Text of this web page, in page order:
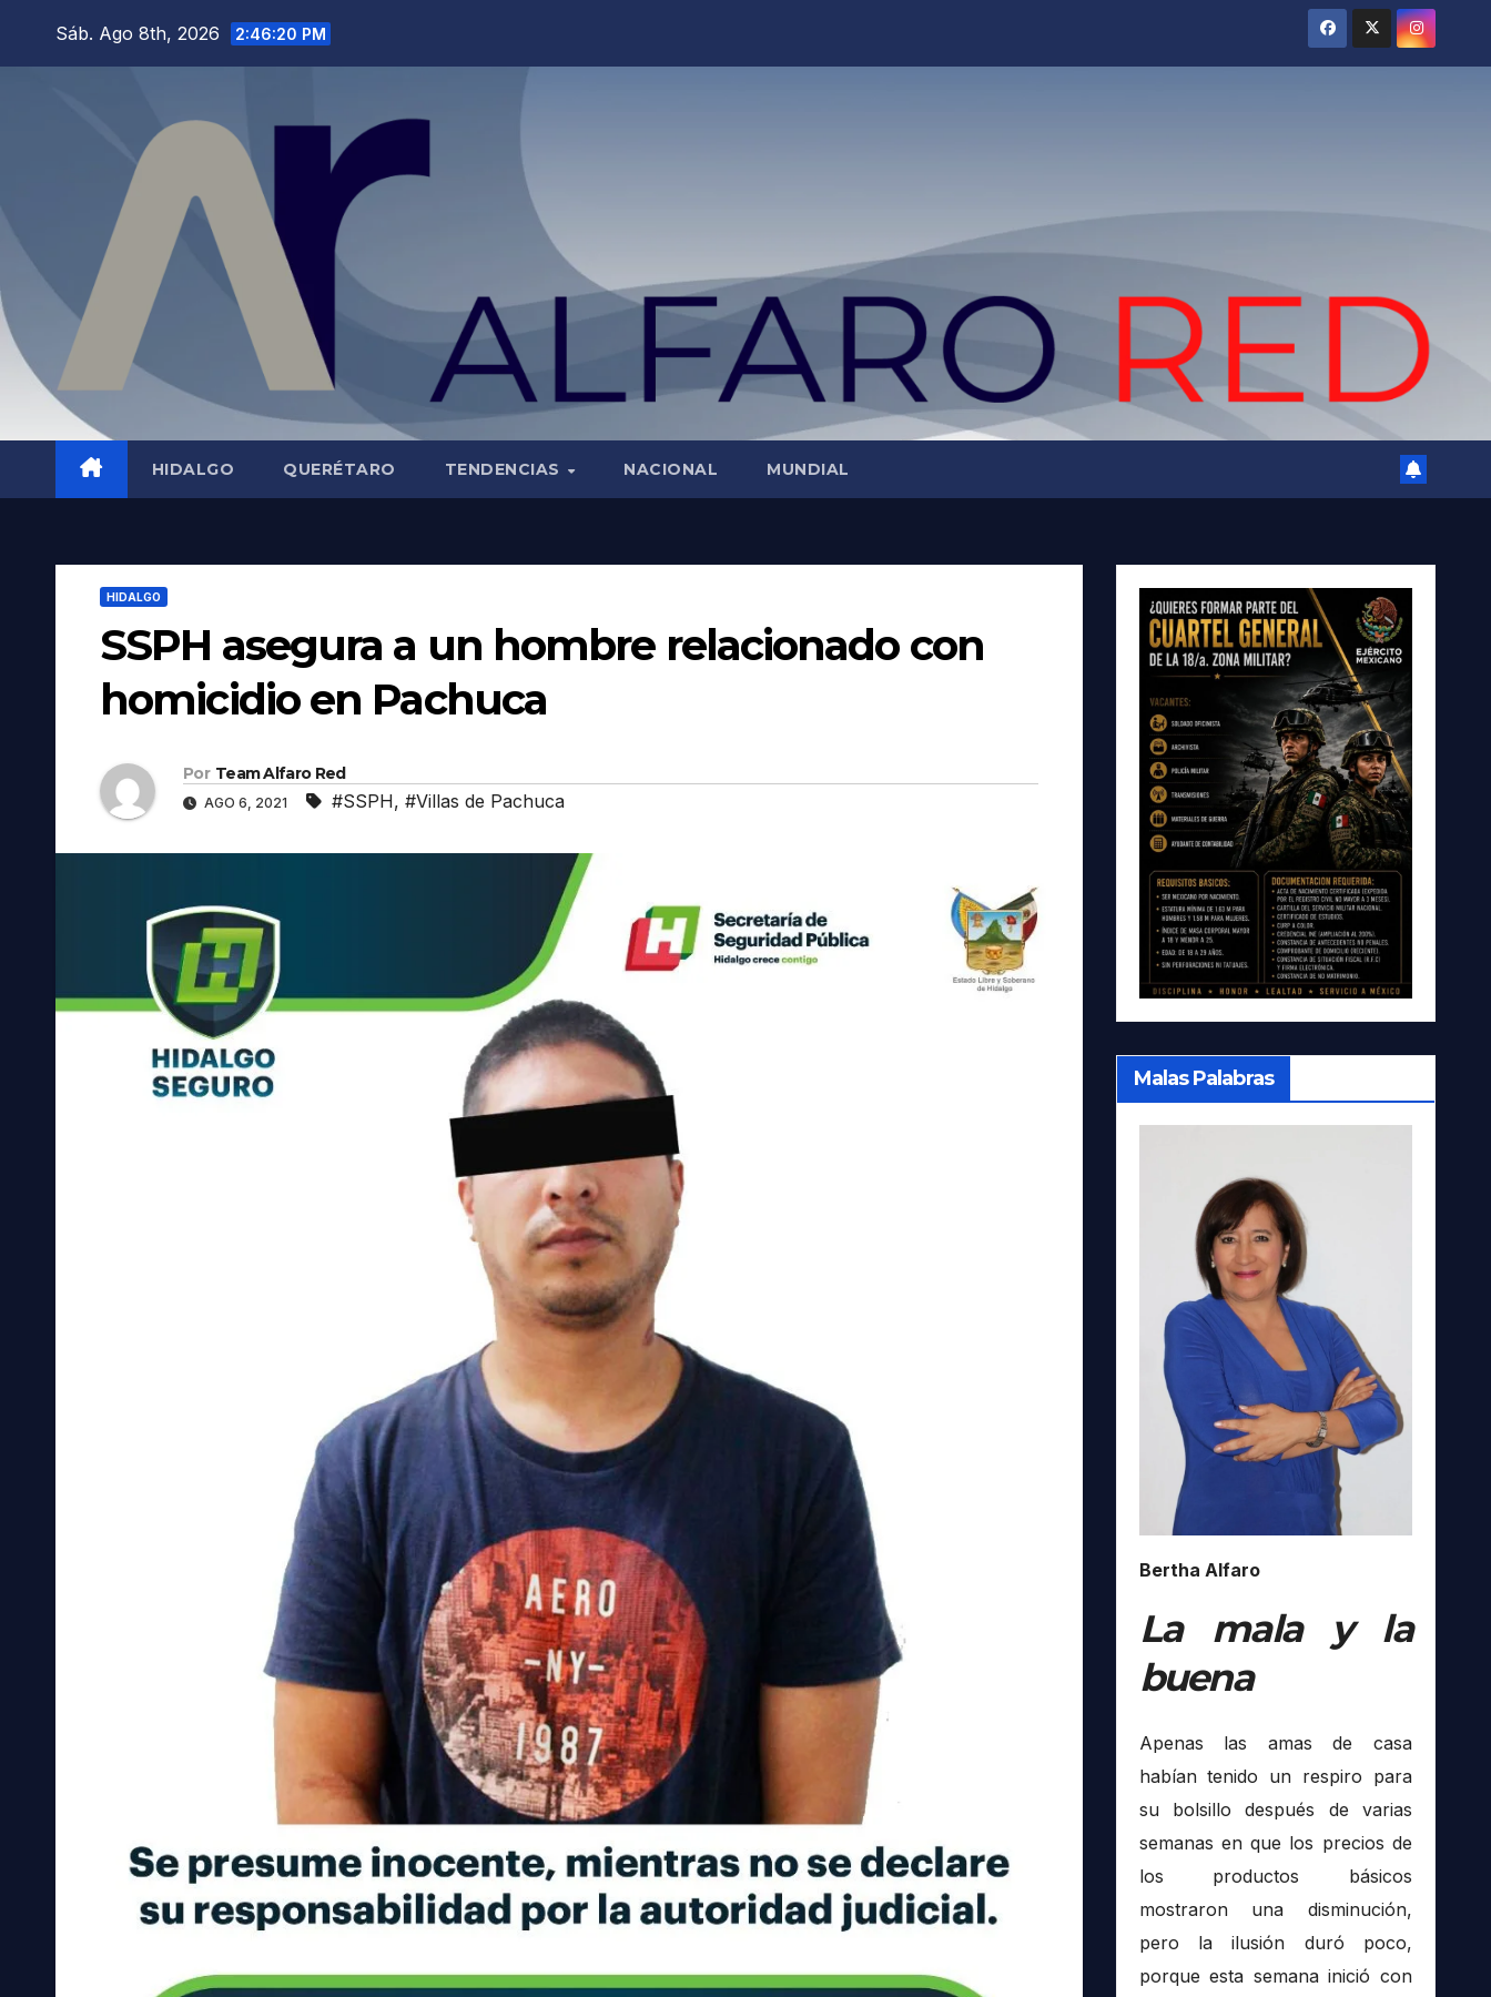
Sáb. Ago 8th, 2026 2:46:21 PM
HIDALGO QUERÉTARO TENDENCIAS NACIONAL MUNDIAL
HIDALGO
SSPH asegura a un hombre relacionado con
homicidio en Pachuca
Por Team Alfaro Red
AGO 6, 2021 #SSPH, #Villas de Pachuca
Malas Palabras
Bertha Alfaro
La mala y la
buena
Apenas las amas de casa
habían tenido un respiro para
su bolsillo después de varias
semanas en que los precios de
los productos básicos
mostraron una disminución,
pero la ilusión duró poco,
porque esta semana inició con